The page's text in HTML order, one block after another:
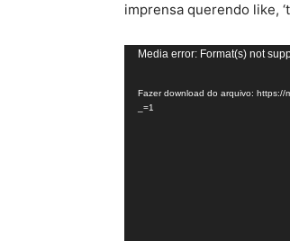
imprensa querendo like,
Tocador
vídeo
Media error: Format(s) not
Fazer download do arquivo: https://
_=1